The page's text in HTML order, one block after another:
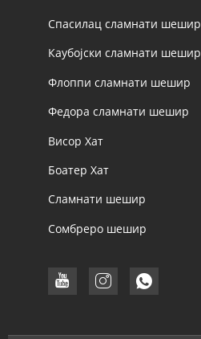
Спасилац сламнати шешир
Каубојски сламнати шешир
Флоппи сламнати шешир
Федора сламнати шешир
Висор Хат
Боатер Хат
Сламнати шешир
Сомбреро шешир